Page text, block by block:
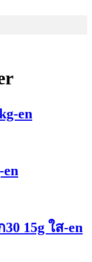
en
15g ใส-en